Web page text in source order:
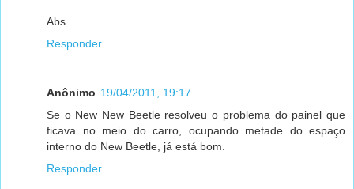
Abs
Responder
Anônimo 19/04/2011, 19:17
Se o New New Beetle resolveu o problema do painel que
ficava no meio do carro, ocupando metade do espaço
interno do New Beetle, já está bom.
Responder